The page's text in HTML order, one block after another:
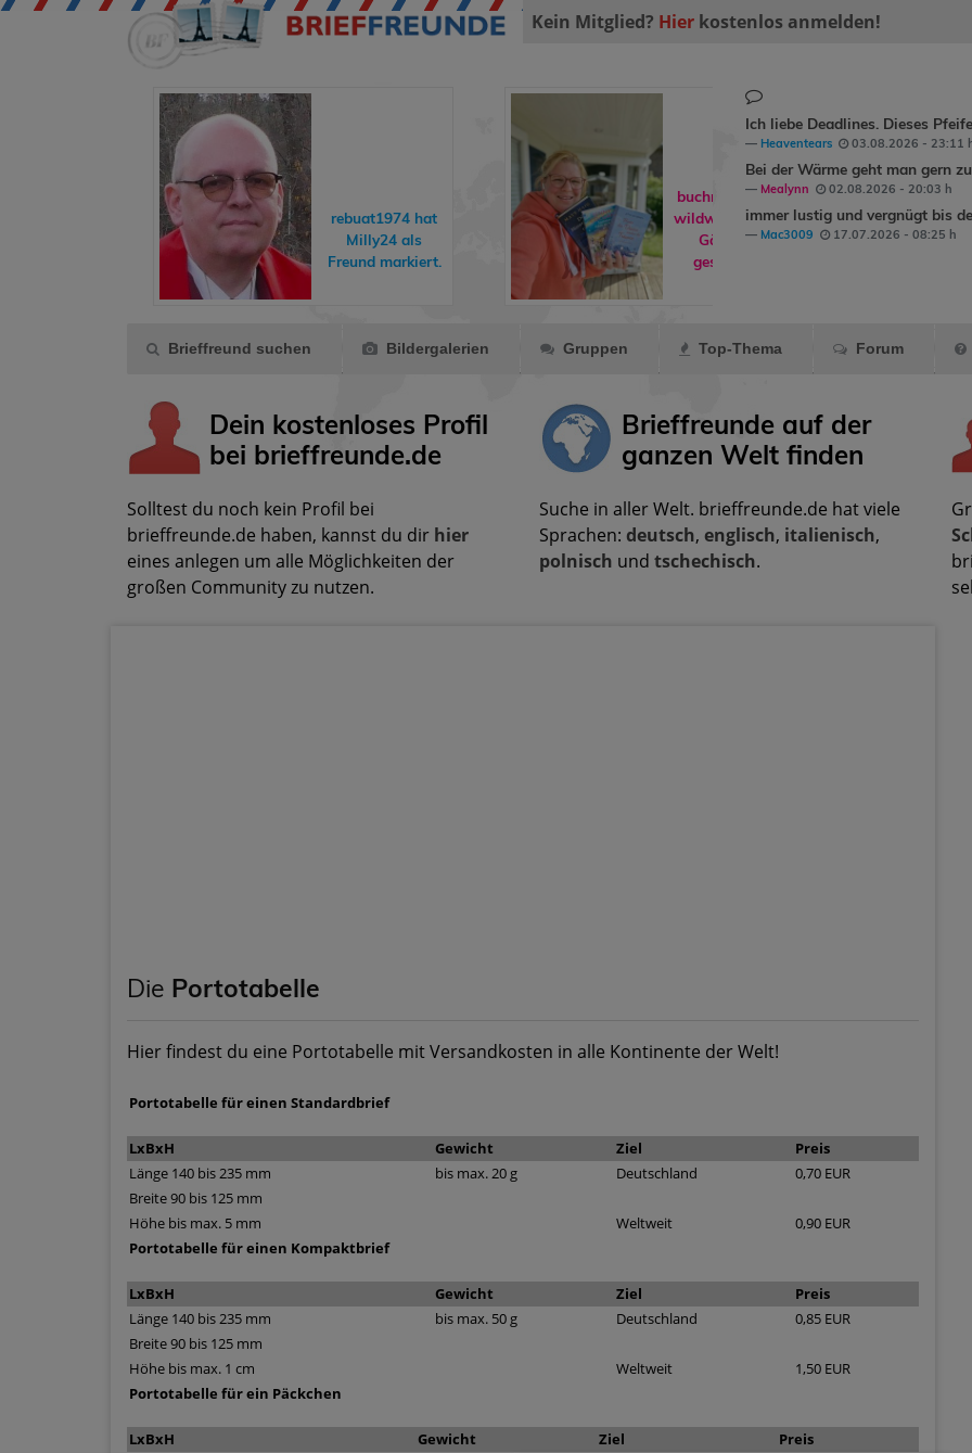
Kein Mitglied? Hier kostenlos anmelden!
rebuat1974 hat
Milly24 als
Freund markiert.
buchreisende hat
wildwind1979ins
Gästebuch
geschrieben.
Ich liebe Deadlines. Dieses
Heaventears 03.08.2026 - 23:11
Bei der Wärme geht man gern
Mealynn 02.08.2026 - 20:03 h
immer lustig und vergnügt bis
Mac3009 17.07.2026 - 08:25 h
Brieffreund suchen Bildergalerien Gruppen Top-Thema Forum
Dein kostenloses Profil
bei brieffreunde.de
Solltest du noch kein Profil bei
brieffreunde.de haben, kannst du dir hier
eines anlegen um alle Möglichkeiten der
großen Community zu nutzen.
Brieffreunde auf der
ganzen Welt finden
Suche in aller Welt. brieffreunde.de hat viele
Sprachen: deutsch, englisch, italienisch,
polnisch und tschechisch.
Die Portotabelle
Hier findest du eine Portotabelle mit Versandkosten in alle Kontinente der Welt!
Portotabelle für einen Standardbrief
LxBxH Gewicht Ziel
Preis
Länge 140 bis 235 mm
bis max. 20 g Deutschland
0,70 EUR
Breite 90 bis 125 mm
Höhe bis max. 5 mm
Weltweit
0,90 EUR
Portotabelle für einen Kompaktbrief
LxBxH Gewicht Ziel
Preis
Länge 140 bis 235 mm
bis max. 50 g Deutschland
0,85 EUR
Breite 90 bis 125 mm
Höhe bis max. 1 cm
Weltweit
1,50 EUR
Portotabelle für ein Päckchen
LxBxH Gewicht Ziel
Preis